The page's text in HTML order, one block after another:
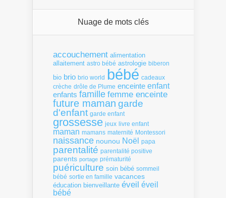
Nuage de mots clés
accouchement alimentation
allaitement astro bébé astrologie biberon
bio brio brio world bébé cadeaux
crèche drôle de Plume enceinte enfant
enfants famille femme enceinte
future maman garde
d'enfant garde enfant
grossesse jeux livre enfant
maman mamans maternité Montessori
naissance nounou Noël papa
parentalité parentalité positive
parents portage prématurité
puériculture soin bébé sommeil
bébé sortie en famille vacances
éducation bienveillante éveil éveil
bébé